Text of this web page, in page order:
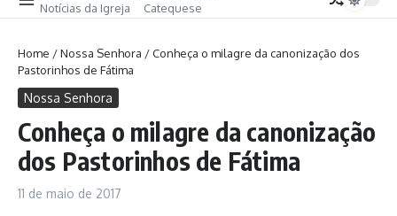
Notícias da Igreja
Catequese
Home /Nossa Senhora /Conheça o milagre da canonização dos
Pastorinhos de Fátima
Nossa Senhora
Conheça o milagre da canonização
dos Pastorinhos de Fátima
11 de maio de 2017